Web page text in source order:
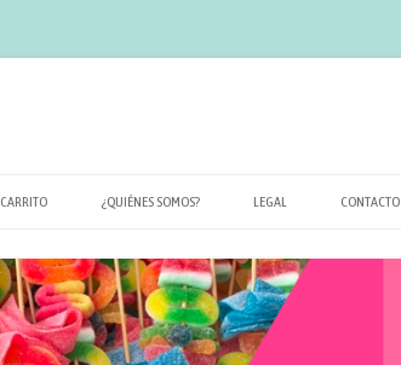
CARRITO ¿QUIÉNES SOMOS? LEGAL
TÉRMINOS Y CONDICIONES
CONTACTO